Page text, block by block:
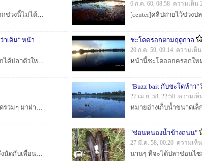
[center][b]กราบสวัสดีพี่น้องชาวสยามทุกท่านครับ เนื่องจากช่วงนี้ไม่ได้ออกออกทริปตกปลา แต่ได้มีโอกาสเสาะหาแหล่งท่องเที่ยวทางธรรมชาติป่าและภูเขาแถวละแว...
(^-- ^ ) ตามหา "โทรฟี่"!!! ( ^ --^) อัพเดต "โทรฟี่ใหม่ ใหญ่กว่าเดิม" หน้า 11
[b]เป็นความหวังอย่างหนึ่งของนักตกปลาทุกคนที่หวังจะตกได้ปลาตัวใหญ่เก็บไว้เป็นความทรงจำดีๆ ที่พอจะคุยอวดคนอื่นได้ว่า "ครั้งหนึ่งเราสามารถตกปลาตัวให...
[b] สวัสดีน้าๆ ชาวสยามฟิชชิ่งครับ วันนี้มีภาพตกปลาชะโดรวมๆ มาฝาก อาศัยเวลาว่างช่วงเสาร์อาทิตย์ประมาณครึ่งวัน สมหวังบ้าง แห้วบ้างเป็นธรรมดาของก...
[b] :prost: มีโอกาสออกทริปไกลๆ บ้าน นานน้านสักที ผมจึงนัดกับเพื่อนสนิทที่ชื่นชอบกิจกรรมตกปลาชนิดเข้าเส้นเหมือนกัน สองวันเอาให้หายอยาก ตกลงกัน...
6 ก.ค. 60, 08:58 ความเห็น
[center]คลิปถ่ายไว้ช่วงป
ชะโดครอกตามฤดูกาล
20 ก.ค. 59, 09:14 ความเห็
"Buzz bait กับชะโดห้าว"
27 เม.ย. 58, 22:58 ความเ
"ช่อนหนองน้ำข้างถนน"
27 มี.ค. 58, 00:20 ความเห็